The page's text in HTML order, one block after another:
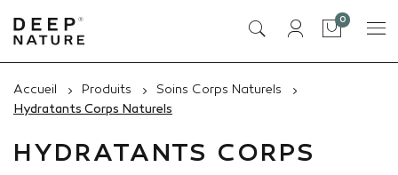
Panier
0articles
Accueil Produits
Soins Corps Naturels
Hydratants Corps Naturels
HYDRATANTS CORPS